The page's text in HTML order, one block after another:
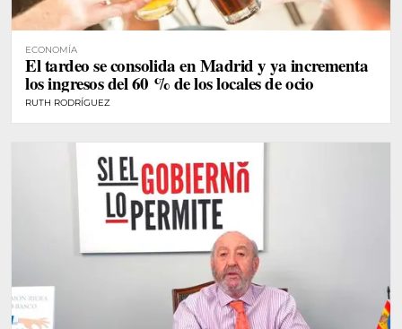
ECONOMÍA
El tardeo se consolida en Madrid y ya incrementa
los ingresos del 60 % de los locales de ocio
RUTH RODRÍGUEZ